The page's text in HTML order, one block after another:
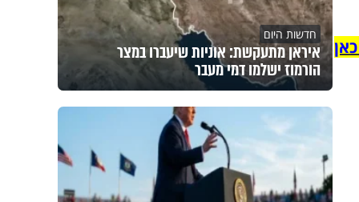
חדשות היום
איראן מתעקשת: אוניות שיעברו במצר
הורמוז ישלמו דמי מעבר